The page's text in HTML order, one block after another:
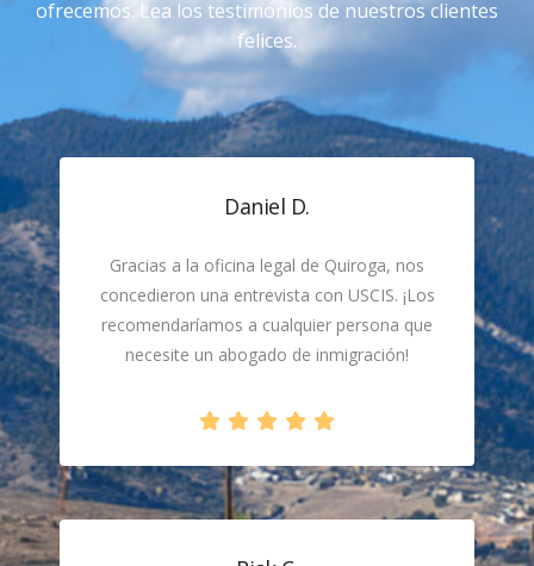
ofrecemos. Lea los testimonios de nuestros clientes
felices.
Daniel D.
Gracias a la oficina legal de Quiroga, nos
concedieron una entrevista con USCIS. ¡Los
recomendaríamos a cualquier persona que
necesite un abogado de inmigración!